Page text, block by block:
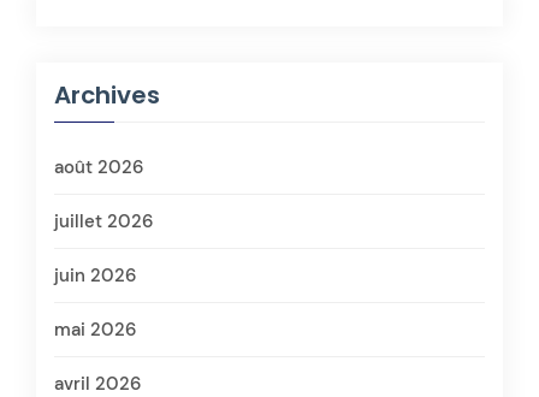
Archives
août 2026
juillet 2026
juin 2026
mai 2026
avril 2026